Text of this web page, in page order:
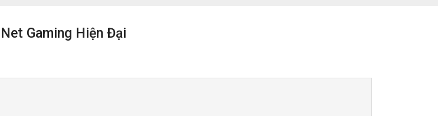
Gaming Hiện Đại